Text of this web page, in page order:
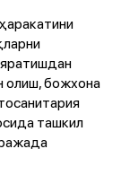
олиш, божхона
ташкил